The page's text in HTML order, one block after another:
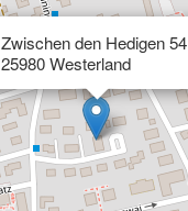
Zwischen den Hedigen 54
25980 Westerland